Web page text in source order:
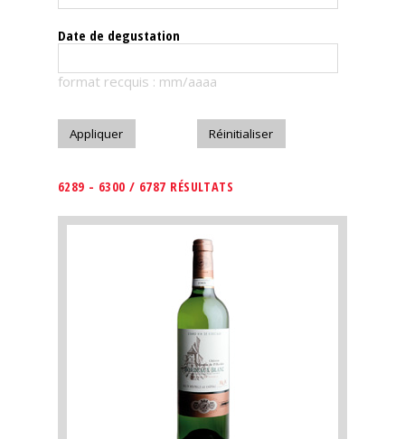
Le
magazine
Télécharger
Date de degustation
format recquis : mm/aaaa
6289 - 6300 / 6787 RÉSULTATS